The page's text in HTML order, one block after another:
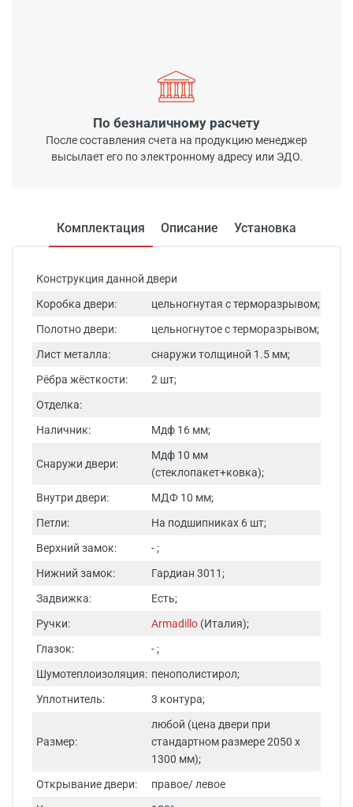
По безналичному расчету
После составления счета на продукцию менеджер
высылает его по электронному адресу или ЭДО.
Комплектация Описание Установка
Конструкция данной двери
Коробка двери:
цельногнутая с терморазрывом;
Полотно двери:
цельногнутое с терморазрывом;
Лист металла:
снаружи толщиной 1.5 мм;
Рёбра жёсткости:
2 шт;
Отделка:
Наличник:
Мдф 16 мм;
Снаружи двери:
Мдф 10 мм
(стеклопакет+ковка);
Внутри двери:
МДФ 10 мм;
Петли:
На подшипниках 6 шт;
Верхний замок:
- ;
Нижний замок:
Гардиан 3011;
Задвижка:
Есть;
Ручки:
Armadillo (Италия);
Глазок:
- ;
Шумотеплоизоляция: пенополистирол;
Уплотнитель:
3 контура;
Размер:
любой (цена двери при
стандартном размере 2050 х
1300 мм);
Открывание двери:
правое/ левое